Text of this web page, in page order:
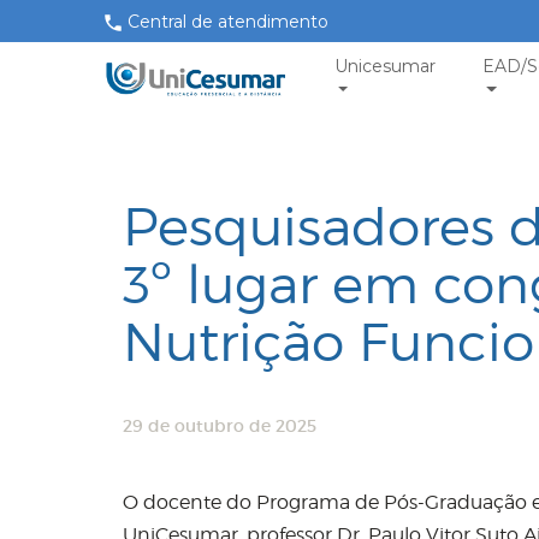
Central de atendimento
Unicesumar EAD/
Pesquisadores
3º lugar em
Nutrição
29 de outubro de 2025
O docente do Programa de Pós-Graduação